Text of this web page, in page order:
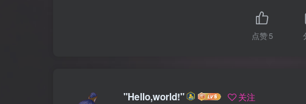
点赞5
"Hello,world!" 关注